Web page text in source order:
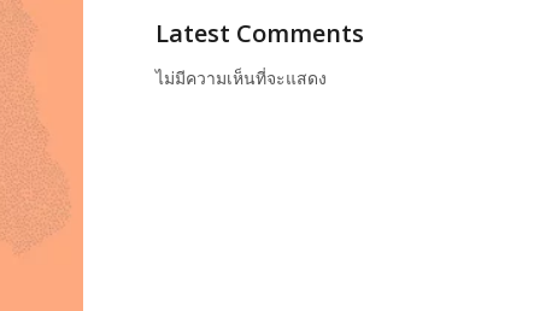
Latest Comments
ไม่มีความเห็นที่จะแสดง